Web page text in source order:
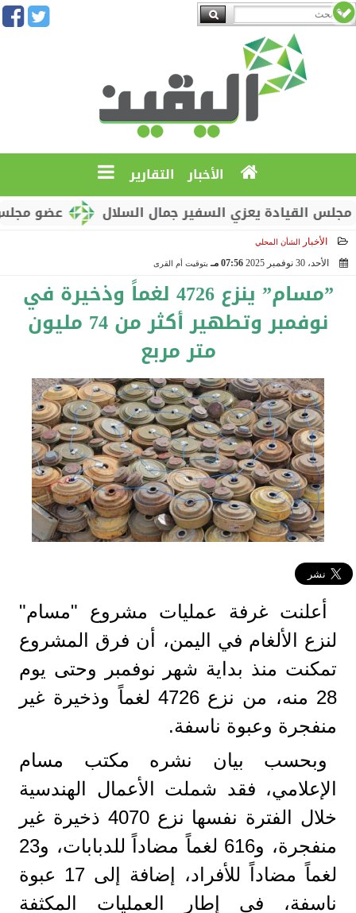
الأخبار التقارير
عضو مجلس
يعزي السفير جمال السلال
الأخبار الشأن المحلي
الأحد، 30 نوفمبر 2025 07:56 مـ بتوقيت أم القرى
”مسام” ينزع 4726 لغماً وذخيرة في
نوفمبر وتطهير أكثر من 74 مليون
متر مربع
أعلنت غرفة عمليات مشروع "مسام"
لنزع الألغام في اليمن، أن فرق المشروع
تمكنت منذ بداية شهر نوفمبر وحتى يوم
28 منه، من نزع 4726 لغماً وذخيرة غير
منفجرة وعبوة ناسفة.
وبحسب بيان نشره مكتب مسام
الإعلامي، فقد شملت الأعمال الهندسية
خلال الفترة نفسها نزع 4070 ذخيرة غير
منفجرة، و616 لغماً مضاداً للدبابات، و23
لغماً مضاداً للأفراد، إضافة إلى 17 عبوة
ناسفة، في إطار العمليات المكثفة